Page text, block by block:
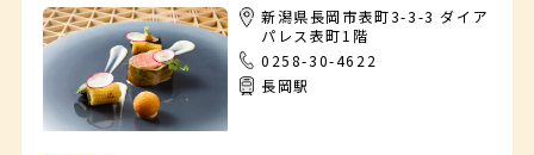
新潟県長岡市表町3-3-3 ダイア
パレス表町1階
0258-30-4622
長岡駅